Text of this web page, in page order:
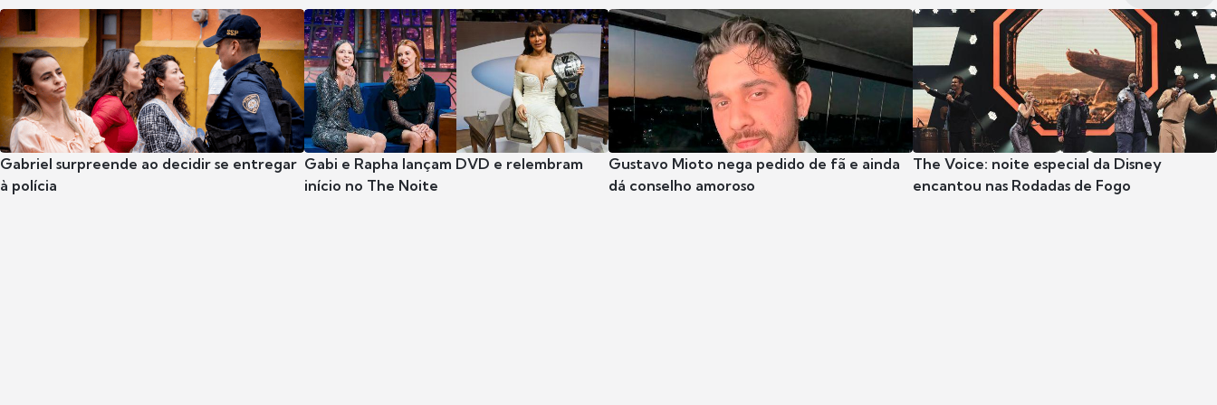
Gabriel surpreende ao decidir se entregar
à polícia
Gabi e Rapha lançam DVD e relembram
início no The Noite
Gustavo Mioto nega pedido de fã e ainda
dá conselho amoroso
The Voice: noite especial da Disney
encantou nas Rodadas de Fogo